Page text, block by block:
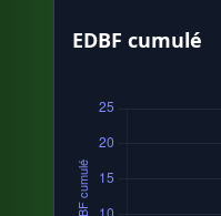
EDBF cumulé